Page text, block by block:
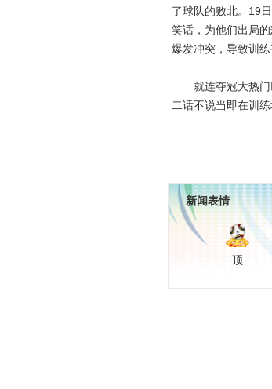
了球队的败北。19
笑话，为他们出局
爆发冲突，导致训练
就连夺冠大热门巴
二话不说当即在训
新闻表情
顶